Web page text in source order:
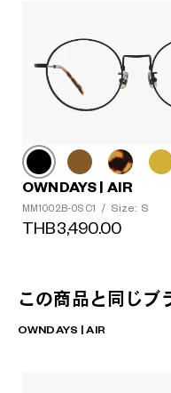
OWNDAYS | AIR
MM1002B-0S C1 / Size: S
THB3,490.00
この商品と同じブ
OWNDAYS | AIR